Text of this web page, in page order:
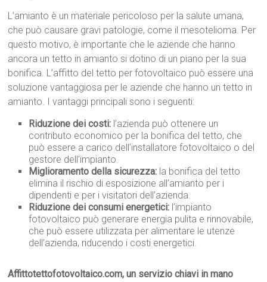
L’amianto è un materiale pericoloso per la salute umana,
che può causare gravi patologie, come il mesotelioma. Per
questo motivo, è importante che le aziende che hanno
ancora un tetto in amianto si dotino di un piano per la sua
bonifica. L’affitto del tetto per fotovoltaico può essere una
soluzione vantaggiosa per le aziende che hanno un tetto in
amianto. I vantaggi principali sono i seguenti:
Riduzione dei costi: l’azienda può ottenere un
contributo economico per la bonifica del tetto, che
può essere a carico dell’installatore fotovoltaico o del
gestore dell’impianto.
Miglioramento della sicurezza: la bonifica del tetto
elimina il rischio di esposizione all’amianto per i
dipendenti e per i visitatori dell’azienda.
Riduzione dei consumi energetici: l’impianto
fotovoltaico può generare energia pulita e rinnovabile,
che può essere utilizzata per alimentare le utenze
dell’azienda, riducendo i costi energetici.
Affittotettofotovoltaico.com, un servizio chiavi in mano